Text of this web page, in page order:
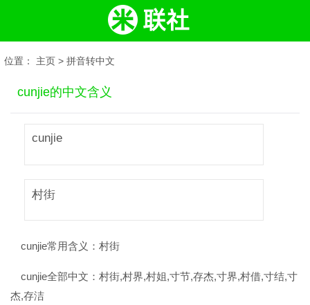
位置： 主页 > 拼音转中文
cunjie的中文含义
cunjie
村街
cunjie常用含义： 村街
cunjie全部中文： 村街,村界,村姐,寸节,存杰,寸界,村借,寸结,寸
杰,存洁